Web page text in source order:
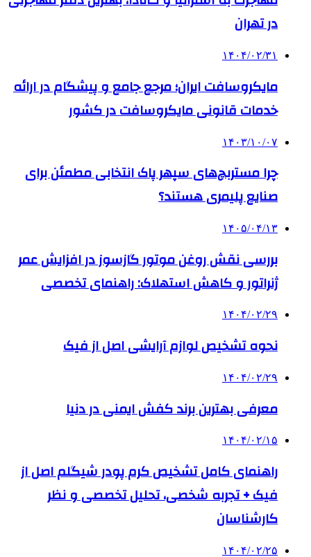
در تهران
۱۴۰۴/۰۲/۳۱
مایکروسافت ایران؛ مرجع جامع و پیشگام در ارائه
خدمات قانونی مایکروسافت در کشور
۱۴۰۳/۱۰/۰۷
چرا مستربچ‌های سپهر پاک انتخابی مطمئن برای
صنایع پلیمری هستند؟
۱۴۰۵/۰۴/۱۳
بررسی نقش روغن موتور گازسوز در افزایش عمر
ژنراتور و کاهش استهلاک: راهنمای تخصصی
۱۴۰۴/۰۲/۲۹
نحوه تشخیص لوازم آرایشی اصل از فیک
۱۴۰۴/۰۲/۲۹
معرفی بهترین برند کفش ایمنی در دنیا
۱۴۰۴/۰۲/۱۵
راهنمای کامل تشخیص کرم پودر شیگلم اصل از
فیک + تجربه شخصی، تحلیل تخصصی و نظر
کارشناسان
۱۴۰۴/۰۲/۲۵